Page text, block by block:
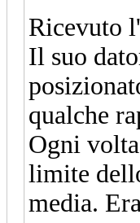
Ricevuto
Il suo
qualche
Ogni
limite
media.